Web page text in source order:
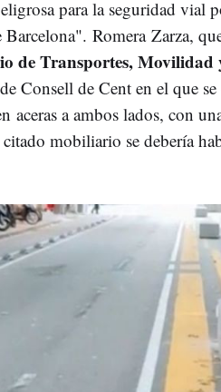
para la seguridad vial
Romera Zarza,
de Transportes, Movilidad
Consell de Cent en el que
aceras a ambos lados, con
mobiliario se debería